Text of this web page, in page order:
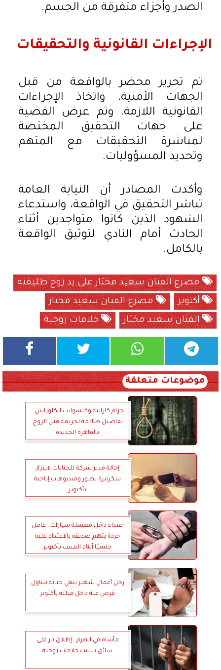
الصدر وأجزاء متفرقة من الجسم.
الإجراءات القانونية والتحقيقات
تم تحرير محضر بالواقعة من قبل
الجهات الأمنية، واتخاذ الإجراءات
القانونية اللازمة. وتم عرض القضية
على جهات التحقيق المختصة
لمباشرة التحقيقات مع المتهم
وتحديد المسؤوليات.
وأكدت المصادر أن النيابة العامة
تباشر التحقيق في الواقعة، واستدعاء
الشهود الذين كانوا متواجدين أثناء
الحادث أمام النادي لتوثيق الواقعة
بالكامل.
مصرع الفنان سعيد مختار على يد زوج طليقته
أكتوبر
مصرع الفنان سعيد مختار
الفنان سعيد مختار
خلافات زوجية
موضوعات متعلقة
حزام كاراتيه وكبسولات الكلوزابين..
تفاصيل صادمة لجريمة قتل الزوج
بالقاهرة الجديدة
إحالة مدير شركة للجنايات لابتزاز
سكرتيرة بصور وفيديوهات إباحية
بأكتوبر
اعتداء داخل مغسلة سيارات.. عامل
خردة يتهم صديقه بالاعتداء عليه
جنسيًا أثناء المبيت بأكتوبر
رجل أعمال شهير ينهي حياته بتناول
قرص غلة داخل فيلته بأكتوبر
مأساة في الهرم.. إطلاق نار على
سائق بسبب خلافات زوجية